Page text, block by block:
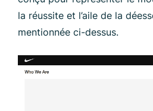
la réussite et l’aile de la
mentionnée ci-dessus.